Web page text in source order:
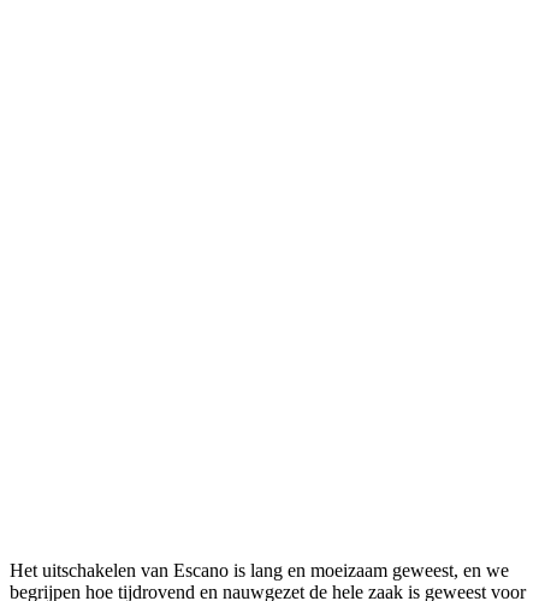
Het uitschakelen van Escano is lang en moeizaam geweest, en we
begrijpen hoe tijdrovend en nauwgezet de hele zaak is geweest voor